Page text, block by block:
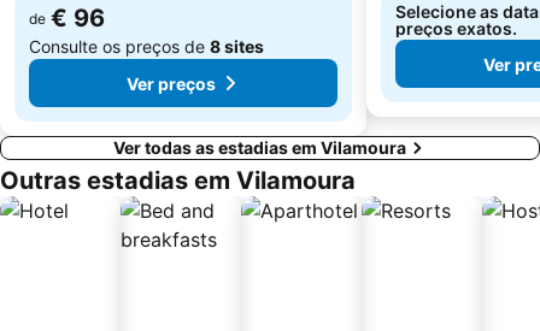
de € 96
Consulte os preços de 8 sites
Ver preços
Selecione as
preços exatos.
Ver
Ver todas as estadias em Vilamoura
Outras estadias em Vilamoura